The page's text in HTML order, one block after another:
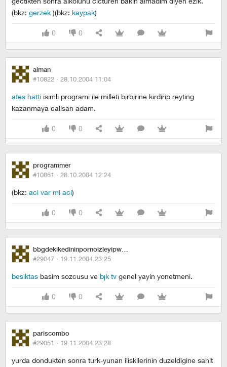
(bkz: gerzek )(bkz: kaypak)
0 0
alman
#10822 · 28.10.2004 11:04
ates hatti isimli programi ile milleti birbirine kirdirip reyting
kazanmaya calisan adam.
0 0
programmer
#10861 · 28.10.2004 12:24
(bkz: aci var mi aci)
0 0
#29047 · 19.11.2004 23:25
besiktas basim sozcusu ve bjk tv genel yayin yonetmeni.
0 0
pariscombo
#29051 · 19.11.2004 23:28
yurda dondukten sonra turk-yunan iliskilerinin duzeldigine sahit